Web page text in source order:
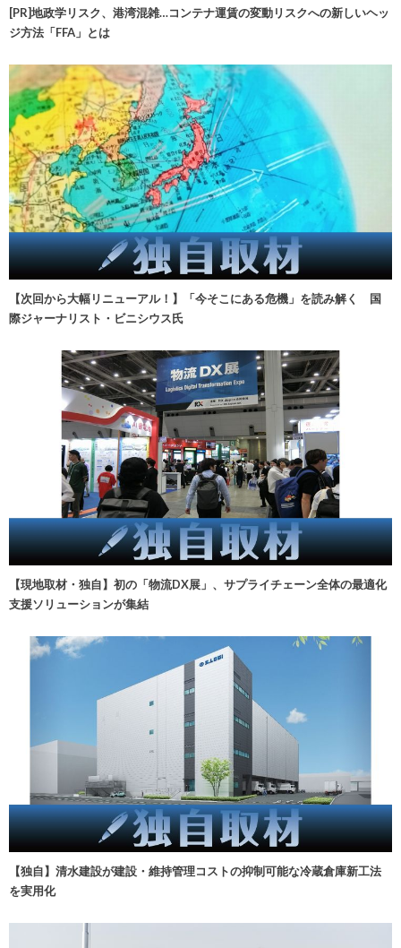
[PR]地政学リスク、港湾混雑…コンテナ運賃の変動リスクへの新しいヘッ
ジ方法「FFA」とは
【次回から大幅リニューアル！】「今そこにある危機」を読み解く 国
際ジャーナリスト・ビニシウス氏
【現地取材・独自】初の「物流DX展」、サプライチェーン全体の最適化
支援ソリューションが集結
【独自】清水建設が建設・維持管理コストの抑制可能な冷蔵倉庫新工法
を実用化